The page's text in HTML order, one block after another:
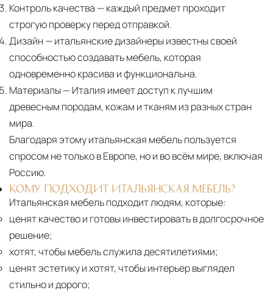
Контроль качества — каждый предмет проходит
строгую проверку перед отправкой.
Дизайн— итальянские дизайнеры известны своей
способностью создавать мебель, которая
одновременно красива и функциональна.
Материалы— Италия имеет доступ к лучшим
древесным породам, кожам и тканям из разных стран
мира.
Благодаря этому итальянская мебель пользуется
спросом не только в Европе, но и во всём мире, включая
Россию.
КОМУ ПОДХОДИТ ИТАЛЬЯНСКАЯ МЕБЕЛЬ?
Итальянская мебель подходит людям, которые:
ценят качество и готовы инвестировать в долгосрочное
решение;
хотят, чтобы мебель служила десятилетиями;
ценят эстетику и хотят, чтобы интерьер выглядел
стильно и дорого;